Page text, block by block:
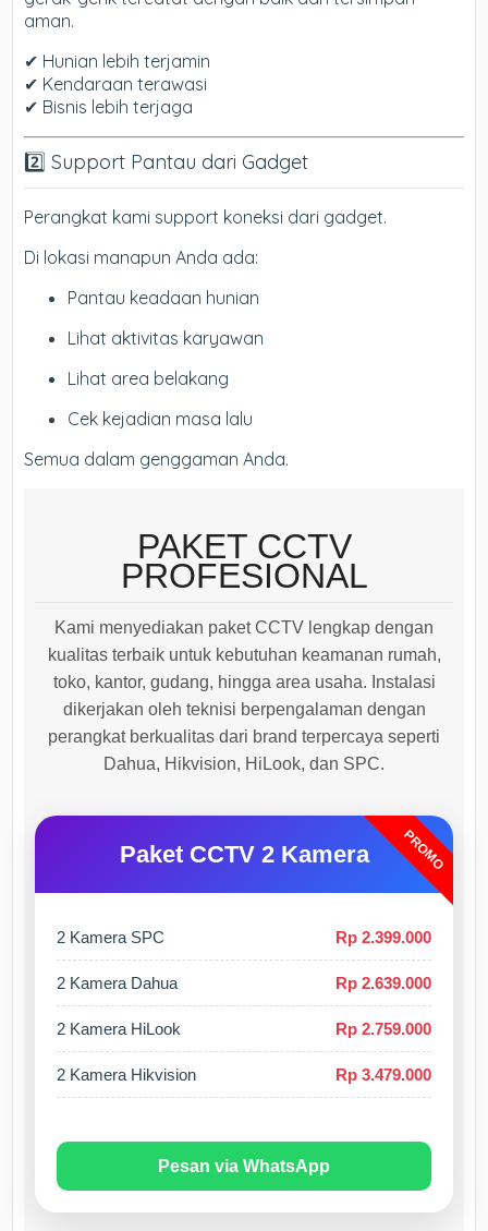
aman.
✔ Hunian lebih terjamin
✔ Kendaraan terawasi
✔ Bisnis lebih terjaga
2️⃣ Support Pantau dari Gadget
Perangkat kami support koneksi dari gadget.
Di lokasi manapun Anda ada:
Pantau keadaan hunian
Lihat aktivitas karyawan
Lihat area belakang
Cek kejadian masa lalu
Semua dalam genggaman Anda.
PAKET CCTV
PROFESIONAL
Kami menyediakan paket CCTV lengkap dengan
kualitas terbaik untuk kebutuhan keamanan rumah,
toko, kantor, gudang, hingga area usaha. Instalasi
dikerjakan oleh teknisi berpengalaman dengan
perangkat berkualitas dari brand terpercaya seperti
Dahua, Hikvision, HiLook, dan SPC.
PROMO
Paket CCTV 2 Kamera
2 Kamera SPC Rp 2.399.000
2 Kamera Dahua Rp 2.639.000
2 Kamera HiLook Rp 2.759.000
2 Kamera Hikvision Rp 3.479.000
Pesan via WhatsApp